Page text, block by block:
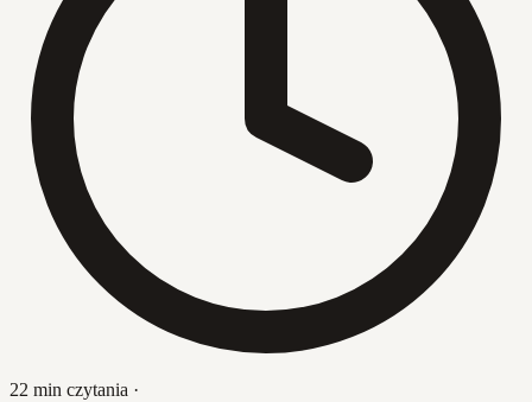
22 min czytania ·